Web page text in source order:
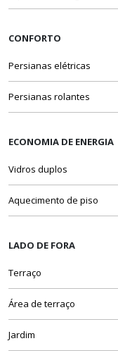
CONFORTO
Persianas elétricas
Persianas rolantes
ECONOMIA DE ENERGIA
Vidros duplos
Aquecimento de piso
LADO DE FORA
Terraço
Área de terraço
Jardim